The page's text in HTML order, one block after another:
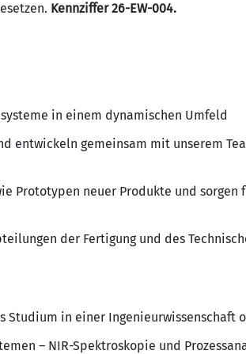
Kennziffer26-EW-004.
in einem dynamischen Umfeld
entwickeln gemeinsam mit unserem
Prototypen neuer Produkte und sorgen
der Fertigung und des
Studium in einer Ingenieurwissenschaft
– NIR-Spektroskopie und